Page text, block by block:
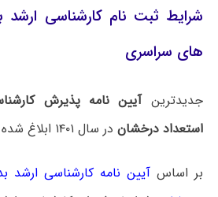
شرایط ثبت نام کارشناسی ارشد
های سراسری
جدیدترینآیین نامه پذیرش
استعداد درخشان در سال ۱۴۰۱ ابلاغ شده است.
بر اساس آیین‌ نامه کارشناسی ارشد